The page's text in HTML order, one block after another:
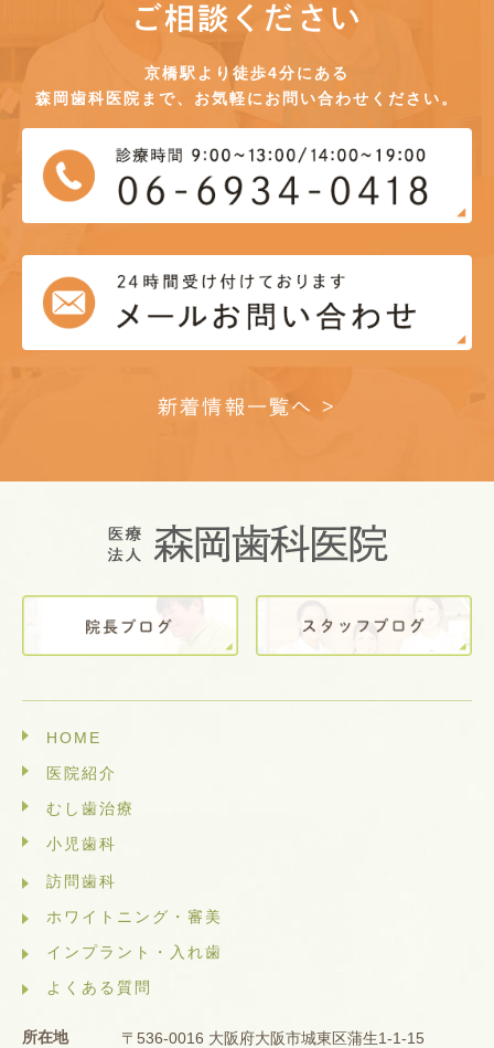
ご相談ください
京橋駅より徒歩4分にある
森岡歯科医院まで、お気軽にお問い合わせください。
新着情報一覧へ >
HOME
医院紹介
むし歯治療
小児歯科
訪問歯科
ホワイトニング・審美
インプラント・入れ歯
よくある質問
所在地 〒536-0016 大阪府大阪市城東区蒲生1-1-15